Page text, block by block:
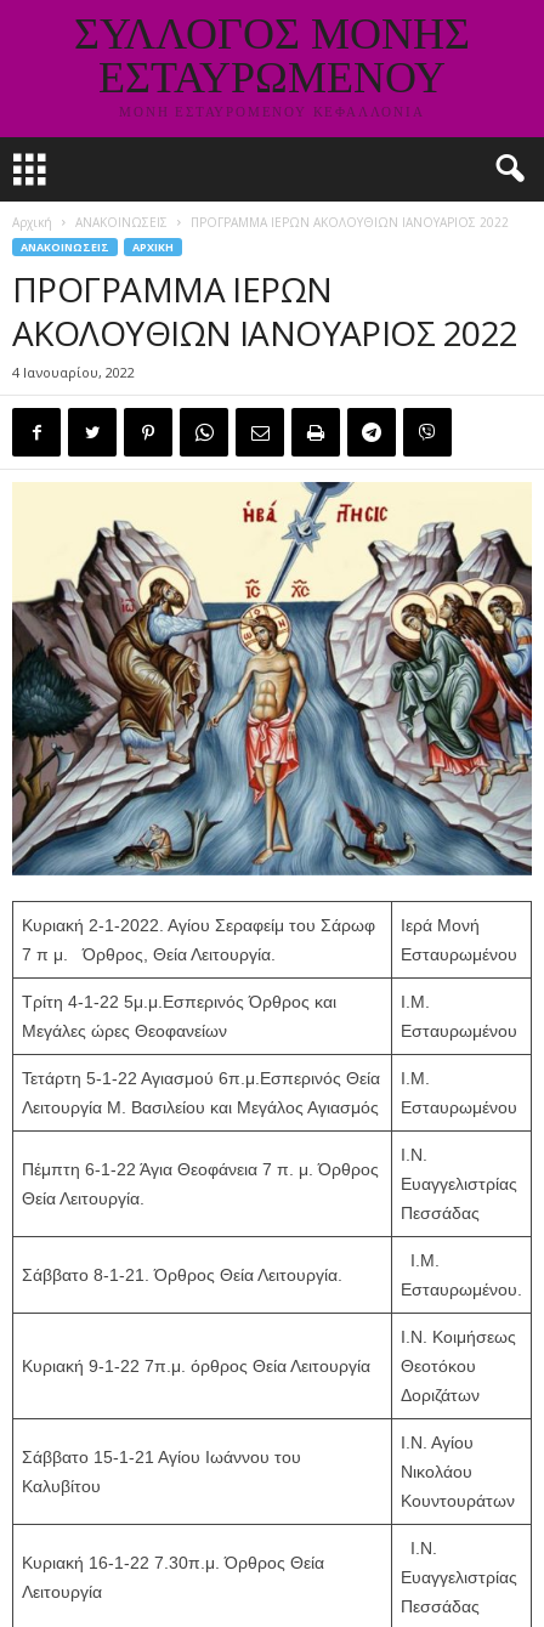
ΣΥΛΛΟΓΟΣ ΜΟΝΗΣ
ΕΣΤΑΥΡΩΜΕΝΟΥ
ΜΟΝΗ ΕΣΤΑΥΡΟΜΕΝΟΥ ΚΕΦΑΛΛΟΝΙΑ
Αρχική ΑΝΑΚΟΙΝΩΣΕΙΣ ΠΡΟΓΡΑΜΜΑ ΙΕΡΩΝ ΑΚΟΛΟΥΘΙΩΝ ΙΑΝΟΥΑΡΙΟΣ 2022
ΑΝΑΚΟΙΝΩΣΕΙΣ ΑΡΧΙΚΗ
ΠΡΟΓΡΑΜΜΑ ΙΕΡΩΝ
ΑΚΟΛΟΥΘΙΩΝ ΙΑΝΟΥΑΡΙΟΣ 2022
4 Ιανουαρίου, 2022
Κυριακή 2-1-2022. Αγίου Σεραφείμ του Σάρωφ
7 π μ. Όρθρος, Θεία Λειτουργία.
Ιερά Μονή
Εσταυρωμένου
Τρίτη 4-1-22 5μ.μ.Εσπερινός Όρθρος και
Μεγάλες ώρες Θεοφανείων
Ι.Μ.
Εσταυρωμένου
Τετάρτη 5-1-22 Αγιασμού 6π.μ.Εσπερινός Θεία
Λειτουργία Μ. Βασιλείου και Μεγάλος Αγιασμός
Ι.Μ.
Εσταυρωμένου
Πέμπτη 6-1-22 Άγια Θεοφάνεια 7 π. μ. Όρθρος
Θεία Λειτουργία.
Ι.Ν.
Ευαγγελιστρίας
Πεσσάδας
Σάββατο 8-1-21. Όρθρος Θεία Λειτουργία.
Ι.Μ.
Εσταυρωμένου.
Κυριακή 9-1-22 7π.μ. όρθρος Θεία Λειτουργία
Ι.Ν. Κοιμήσεως
Θεοτόκου
Δοριζάτων
Σάββατο 15-1-21 Αγίου Ιωάννου του
Καλυβίτου
Ι.Ν. Αγίου
Νικολάου
Κουντουράτων
Κυριακή 16-1-22 7.30π.μ. Όρθρος Θεία
Λειτουργία
Ι.Ν.
Ευαγγελιστρίας
Πεσσάδας